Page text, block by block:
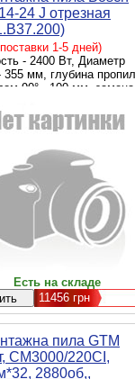
24 J отрезная
1-5 дней)
- 2400 Вт, Диаметр
355 мм, глубина
90° - 100 мм, замена
Есть на складе
11456 грн
пила GTM
CM3000/220CI,
2880об,,